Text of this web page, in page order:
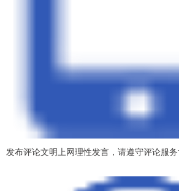
发布评论文明上网理性发言，请遵守评论服